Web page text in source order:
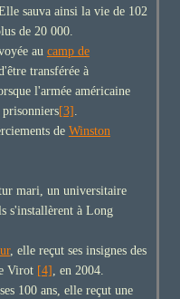
sauva ainsi la vie de 102
de 20 000.
au camp de
transférée à
l'armée américaine
[3] .
de Winston
mari, un universitaire
s'installèrent à Long
, elle reçut ses insignes des
Virot [4] , en 2004.
100 ans, elle reçut une